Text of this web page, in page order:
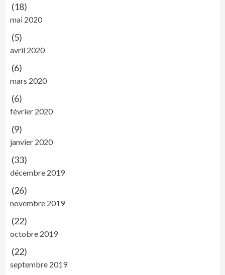
(18)
mai 2020
(5)
avril 2020
(6)
mars 2020
(6)
février 2020
(9)
janvier 2020
(33)
décembre 2019
(26)
novembre 2019
(22)
octobre 2019
(22)
septembre 2019